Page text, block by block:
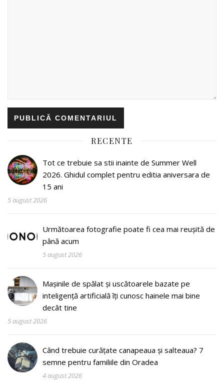
RECENTE
Tot ce trebuie sa stii inainte de Summer Well
2026. Ghidul complet pentru editia aniversara de
15 ani
5 august 2026
Următoarea fotografie poate fi cea mai reușită de
până acum
5 august 2026
Mașinile de spălat și uscătoarele bazate pe
inteligență artificială îți cunosc hainele mai bine
decât tine
5 august 2026
Când trebuie curățate canapeaua și salteaua? 7
semne pentru familiile din Oradea
4 august 2026